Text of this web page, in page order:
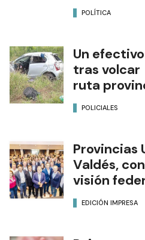
POLÍTICA
Un
tras volcar
ruta
POLICIALES
Provincias
Valdés,
visión
EDICIÓN IMPRESA